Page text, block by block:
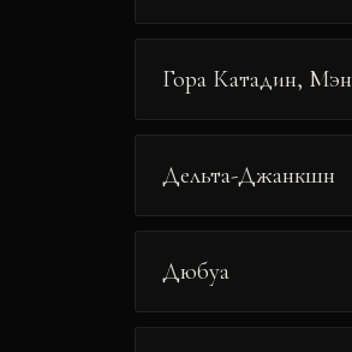
Гора Катадин, Мэн
Дельта-Джанкшн
Дюбуа